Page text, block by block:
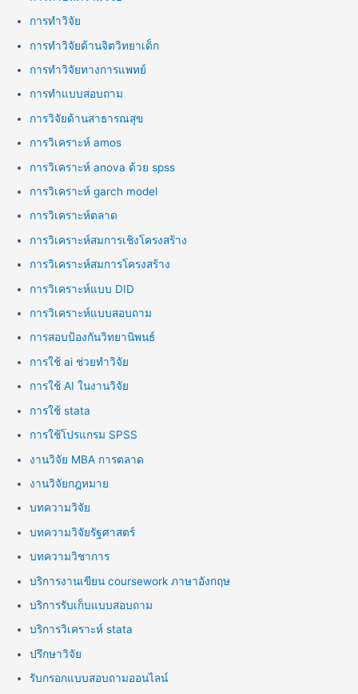
การทำวิจัย
การทำวิจัยด้านจิตวิทยาเด็ก
การทำวิจัยทางการแพทย์
การทำแบบสอบถาม
การวิจัยด้านสาธารณสุข
การวิเคราะห์ amos
การวิเคราะห์ anova ด้วย spss
การวิเคราะห์ garch model
การวิเคราะห์ตลาด
การวิเคราะห์สมการเชิงโครงสร้าง
การวิเคราะห์สมการโครงสร้าง
การวิเคราะห์แบบ DID
การวิเคราะห์แบบสอบถาม
การสอบป้องกันวิทยานิพนธ์
การใช้ ai ช่วยทำวิจัย
การใช้ AI ในงานวิจัย
การใช้ stata
การใช้โปรแกรม SPSS
งานวิจัย MBA การตลาด
งานวิจัยกฎหมาย
บทความวิจัย
บทความวิจัยรัฐศาสตร์
บทความวิชาการ
บริการงานเขียน coursework ภาษาอังกฤษ
บริการรับเก็บแบบสอบถาม
บริการวิเคราะห์ stata
ปรึกษาวิจัย
รับกรอกแบบสอบถามออนไลน์